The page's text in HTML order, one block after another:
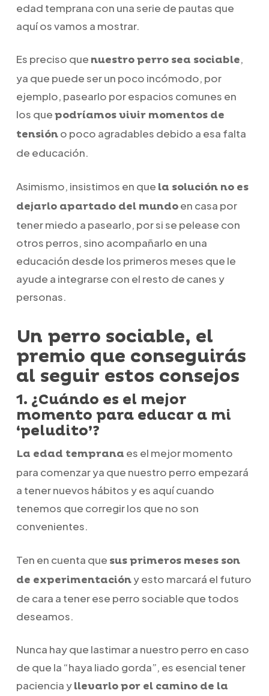
edad temprana con una serie de pautas que
aquí os vamos a mostrar.
Es preciso que nuestro perro sea sociable,
ya que puede ser un poco incómodo, por
ejemplo, pasearlo por espacios comunes en
los quepodríamos vivir momentos de
tensióno poco agradables debido a esa falta
de educación.
Asimismo, insistimos en que la solución no es
dejarlo apartado del mundoen casa por
tener miedo a pasearlo, por si se pelease con
otros perros, sino acompañarlo en una
educación desde los primeros meses que le
ayude a integrarse con el resto de canes y
personas.
Un perro sociable, el
premio que conseguirás
al seguir estos consejos
1. ¿Cuándo es el mejor
momento para educar a mi
‘peludito’?
La edad temprana es el mejor momento
para comenzar ya que nuestro perro empezará
a tener nuevos hábitos y es aquí cuando
tenemos que corregir los que no son
convenientes.
Ten en cuenta que sus primeros meses son
de experimentacióny esto marcará el futuro
de cara a tener ese perro sociable que todos
deseamos.
Nunca hay que lastimar a nuestro perro en caso
de que la “haya liado gorda”, es esencial tener
paciencia yllevarlo por el camino de la